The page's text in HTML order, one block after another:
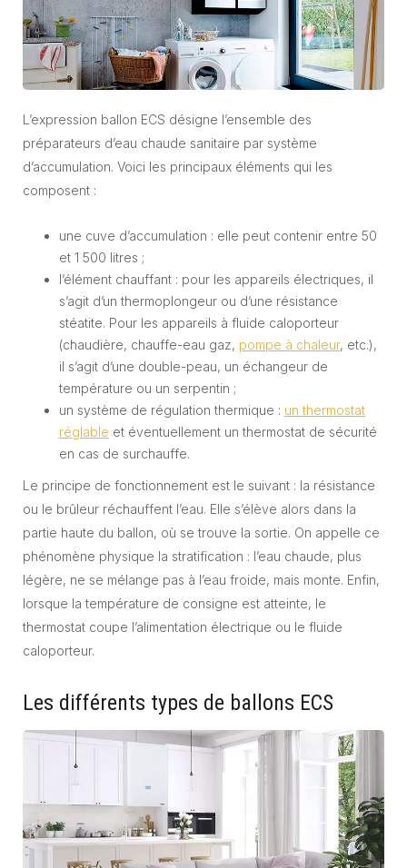
L’expression ballon ECS désigne l’ensemble des
préparateurs d’eau chaude sanitaire par système
d’accumulation. Voici les principaux éléments qui les
composent :
une cuve d’accumulation : elle peut contenir entre 50
et 1 500 litres ;
l’élément chauffant : pour les appareils électriques, il
s’agit d’un thermoplongeur ou d’une résistance
stéatite. Pour les appareils à fluide caloporteur
(chaudière, chauffe-eau gaz, pompe à chaleur, etc.),
il s’agit d’une double-peau, un échangeur de
température ou un serpentin ;
un système de régulation thermique : un thermostat
réglable et éventuellement un thermostat de sécurité
en cas de surchauffe.
Le principe de fonctionnement est le suivant : la résistance
ou le brûleur réchauffent l’eau. Elle s’élève alors dans la
partie haute du ballon, où se trouve la sortie. On appelle ce
phénomène physique la stratification : l’eau chaude, plus
légère, ne se mélange pas à l’eau froide, mais monte. Enfin,
lorsque la température de consigne est atteinte, le
thermostat coupe l’alimentation électrique ou le fluide
caloporteur.
Les différents types de ballons ECS